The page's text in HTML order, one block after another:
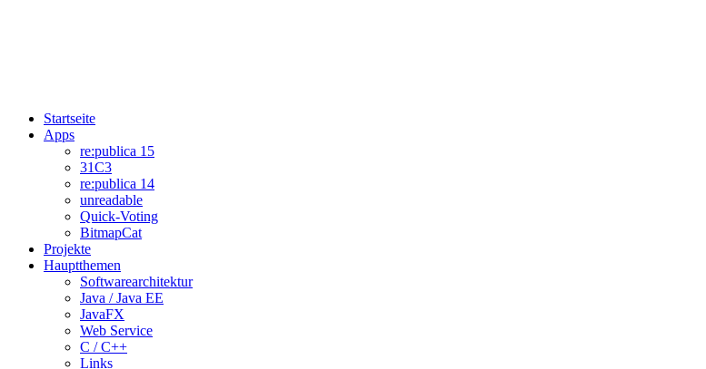
Startseite
Apps
re:publica 15
31C3
re:publica 14
unreadable
Quick-Voting
BitmapCat
Projekte
Hauptthemen
Softwarearchitektur
Java / Java EE
JavaFX
Web Service
C / C++
Links